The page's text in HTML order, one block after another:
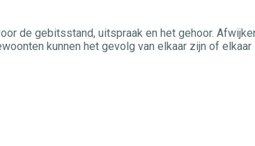
de gebitsstand, uitspraak en het gehoor.
kunnen het gevolg van elkaar zijn of elkaar